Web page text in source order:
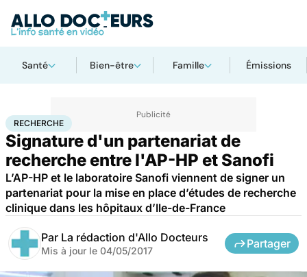
Santé Bien-être Famille Émissions
AccueilSantéMaladies Recherche
RECHERCHE
Signature d'un partenariat de
recherche entre l'AP-HP et Sanofi
L’AP-HP et le laboratoire Sanofi viennent de signer un
partenariat pour la mise en place d’études de recherche
clinique dans les hôpitaux d’Ile-de-France
Par La rédaction d'Allo Docteurs
Mis à jour le 04/05/2017
Partager